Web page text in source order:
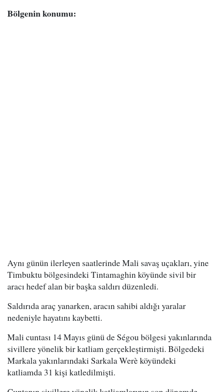
Bölgenin konumu:
Aynı günün ilerleyen saatlerinde Mali savaş uçakları, yine
Timbuktu bölgesindeki Tintamaghin köyünde sivil bir
aracı hedef alan bir başka saldırı düzenledi.
Saldırıda araç yanarken, aracın sahibi aldığı yaralar
nedeniyle hayatını kaybetti.
Mali cuntası 14 Mayıs günü de Ségou bölgesi yakınlarında
sivillere yönelik bir katliam gerçekleştirmişti. Bölgedeki
Markala yakınlarındaki Sarkala Werè köyündeki
katliamda 31 kişi katledilmişti.